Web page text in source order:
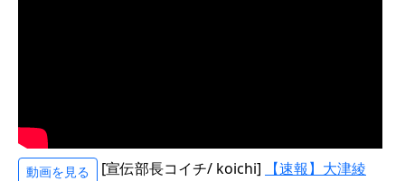
動画を見る [宣伝部長コイチ/ koichi]
【速報】大津綾